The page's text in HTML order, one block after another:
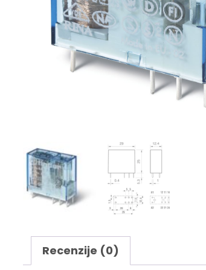
Recenzije (0)